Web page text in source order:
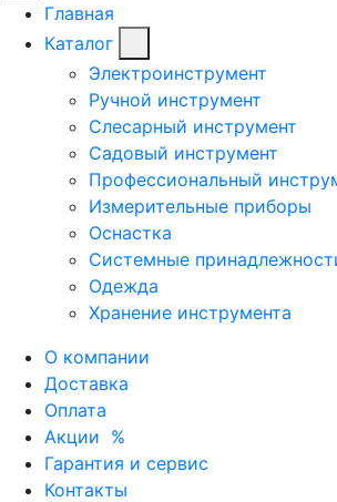
Главная
Каталог
Электроинструмент
Ручной инструмент
Слесарный инструмент
Садовый инструмент
Профессиональный
Измерительные приборы
Оснастка
Системные
Одежда
Хранение инструмента
О компании
Доставка
Оплата
Акции %
Гарантия и сервис
Контакты